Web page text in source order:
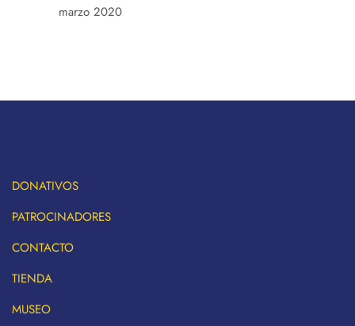
marzo 2020
DONATIVOS
PATROCINADORES
CONTACTO
TIENDA
MUSEO